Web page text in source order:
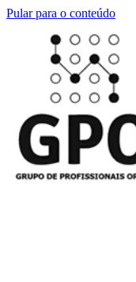
Pular para o conteúdo